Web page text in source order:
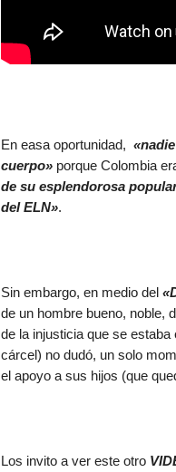
En easa oportunidad,
cuerpo»porque Colombia
de su esplendorosa
del ELN».
Sin embargo, en medio del
de un hombre bueno, noble,
de la injusticia que se
cárcel) no dudó, un solo
el apoyo a sus hijos (que
Los invito a ver este otro